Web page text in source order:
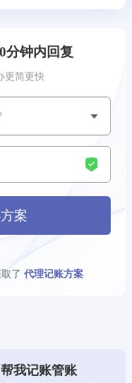
分钟内回复
更简更快
案
了 商标注册方案
了 公司注册方案
了 代理记账方案
了 代理记账方案
取了 商标注册方案
帮我记账管账